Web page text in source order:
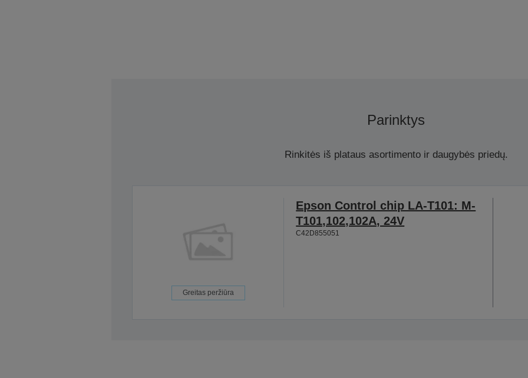
Parinktys
Rinkitės iš plataus asortimento ir daugybės priedų.
Greitas peržiūra
Epson Control chip LA-T101: M-
T101,102,102A, 24V
C42D855051